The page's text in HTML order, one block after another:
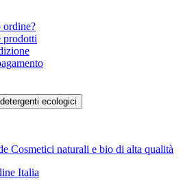
prodotti
Cosmetici naturali e bio di alta qualità